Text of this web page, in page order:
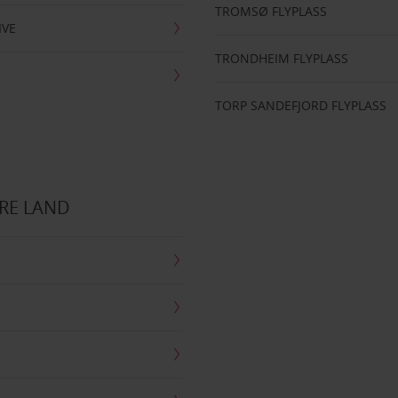
TROMSØ FLYPLASS
TRONDHEIM FLYPLASS
TORP SANDEFJORD FLYPLASS
LAND